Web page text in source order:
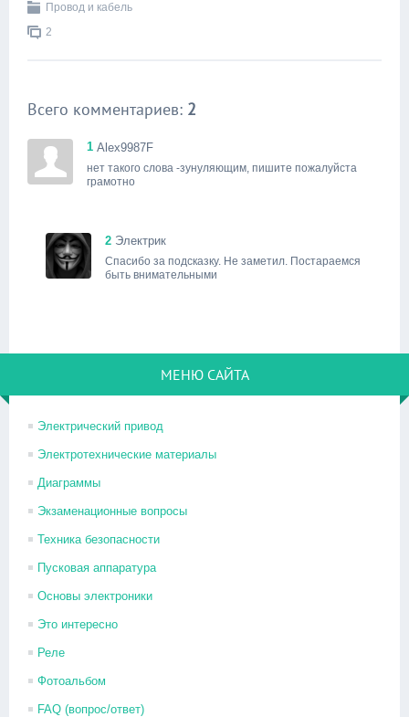
Провод и кабель
2
Всего комментариев: 2
1 Alex9987F
нет такого слова -зунуляющим, пишите пожалуйста
грамотно
2 Электрик
Спасибо за подсказку. Не заметил. Постараемся
быть внимательными
МЕНЮ САЙТА
Электрический привод
Электротехнические материалы
Диаграммы
Экзаменационные вопросы
Техника безопасности
Пусковая аппаратура
Основы электроники
Это интересно
Реле
Фотоальбом
FAQ (вопрос/ответ)